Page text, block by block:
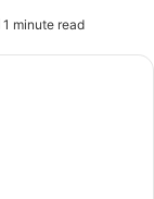
1 minute read